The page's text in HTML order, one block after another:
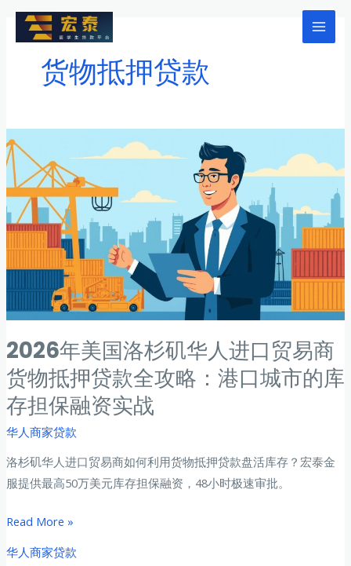
Main
货物抵押贷款
2026年美国洛杉矶华人进口贸易商
货物抵押贷款全攻略：港口城市的库
存担保融资实战
华人商家贷款
洛杉矶华人进口贸易商如何利用货物抵押贷款盘活库存？宏泰金
服提供最高50万美元库存担保融资，48小时极速审批。
2026
Read More »
华人商家贷款